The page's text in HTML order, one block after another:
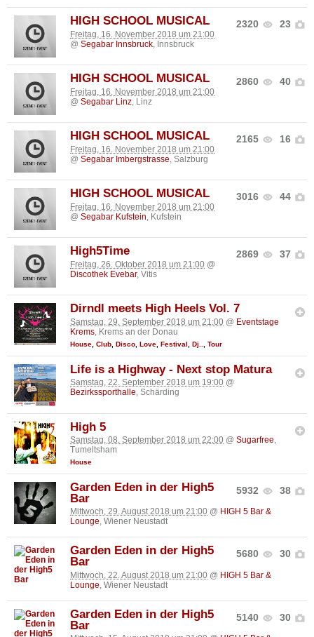
2320 23
HIGH SCHOOL MUSICAL
Freitag, 16. November 2018 um 21:00
@ Segabar Innsbruck , Innsbruck
2860 40
HIGH SCHOOL MUSICAL
Freitag, 16. November 2018 um 21:00
@ Segabar Linz , Linz
2165 16
HIGH SCHOOL MUSICAL
Freitag, 16. November 2018 um 21:00
@ Segabar Imbergstrasse , Salzburg
3016 44
HIGH SCHOOL MUSICAL
Freitag, 16. November 2018 um 21:00
@ Segabar Kufstein , Kufstein
2869 37
High5Time
Freitag, 26. Oktober 2018 um 21:00 @
Discothek Evebar, Vitis
Dirndl meets High Heels Vol. 7
Samstag, 29. September 2018 um 21:00 @ Eventstage
Krems , Krems an der Donau
House Club Disco Love Festival Dj.. Tour
Life is a Highway - Next stop Matura
Samstag, 22. September 2018 um 19:00 @
Bezirkssporthalle, Schärding
High 5
Samstag, 08. September 2018 um 22:00 @ Sugarfree,
Tumeltsham
House
5932 38
Garden Eden in der High5
Bar
Mittwoch, 29. August 2018 um 21:00 @ HIGH 5 Bar &
Lounge, Wiener Neustadt
5680 30
Garden Eden in der High5
Bar
Mittwoch, 22. August 2018 um 21:00 @ HIGH 5 Bar &
Lounge , Wiener Neustadt
5140 30
Garden Eden in der High5
Bar